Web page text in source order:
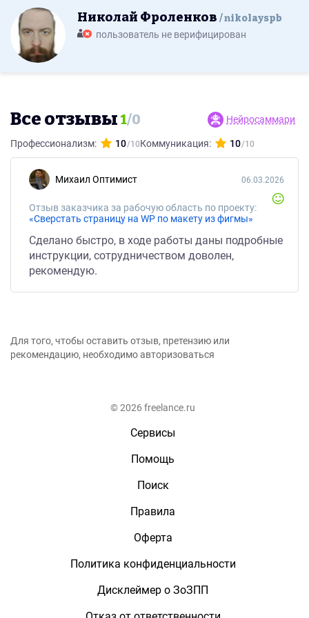
Николай Фроленков nikolayspb
пользователь не верифицирован
Все отзывы1/0 Нейросаммари
Профессионализм: 10 Коммуникация: 10
Михаил Оптимист
Отзыв заказчика за рабочую область по проекту:
«Сверстать страницу на WP по макету из фигмы»
06.03.2026
Сделано быстро, в ходе работы даны подробные
инструкции, сотрудничеством доволен,
рекомендую.
Для того, чтобы оставить отзыв, претензию или
рекомендацию, необходимо авторизоваться
© 2026 freelance.ru
Сервисы
Помощь
Поиск
Правила
Оферта
Политика конфиденциальности
Дисклеймер о ЗоЗПП